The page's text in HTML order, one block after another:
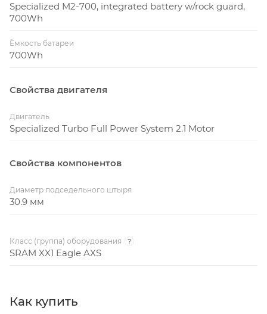
Specialized M2-700, integrated battery w/rock guard,
700Wh
Ёмкость батареи
700Wh
Свойства двигателя
Двигатель
Specialized Turbo Full Power System 2.1 Motor
Свойства компонентов
Диаметр подседельного штыря
30.9 мм
Класс (группа) оборудования ?
SRAM XX1 Eagle AXS
Как купить